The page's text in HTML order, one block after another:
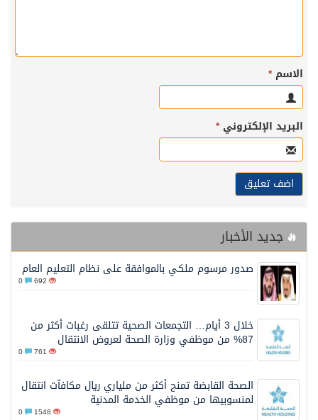
الاسم*
البريد الإلكتروني*
جديد الأخبار
صدور مرسوم ملكي بالموافقة على نظام التعليم العام
692
خلال 3 أيام… التجمعات الصحية تتلقى رغبات أكثر من
87% من موظفي وزارة الصحة لعروض الانتقال
761
الصحة القابضة تمنح أكثر من ملياري ريال مكافآت انتقال
لمنسوبيها من موظفي الخدمة المدنية
1548